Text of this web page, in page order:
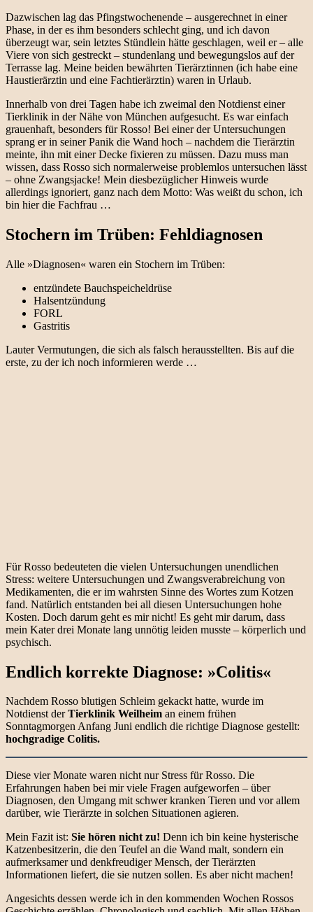
Dazwischen lag das Pfingstwochenende – ausgerechnet in einer
Phase, in der es ihm besonders schlecht ging, und ich davon
überzeugt war, sein letztes Stündlein hätte geschlagen, weil er – alle
Viere von sich gestreckt – stundenlang und bewegungslos auf der
Terrasse lag. Meine beiden bewährten Tierärztinnen (ich habe eine
Haustierärztin und eine Fachtierärztin) waren in Urlaub.
Innerhalb von drei Tagen habe ich zweimal den Notdienst einer
Tierklinik in der Nähe von München aufgesucht. Es war einfach
grauenhaft, besonders für Rosso! Bei einer der Untersuchungen
sprang er in seiner Panik die Wand hoch – nachdem die Tierärztin
meinte, ihn mit einer Decke fixieren zu müssen. Dazu muss man
wissen, dass Rosso sich normalerweise problemlos untersuchen lässt
– ohne Zwangsjacke! Mein diesbezüglicher Hinweis wurde
allerdings ignoriert, ganz nach dem Motto: Was weißt du schon, ich
bin hier die Fachfrau …
Stochern im Trüben: Fehldiagnosen
Alle »Diagnosen« waren ein Stochern im Trüben:
entzündete Bauchspeicheldrüse
Halsentzündung
FORL
Gastritis
Lauter Vermutungen, die sich als falsch herausstellten. Bis auf die
erste, zu der ich noch informieren werde …
Für Rosso bedeuteten die vielen Untersuchungen unendlichen
Stress: weitere Untersuchungen und Zwangsverabreichung von
Medikamenten, die er im wahrsten Sinne des Wortes zum Kotzen
fand. Natürlich entstanden bei all diesen Untersuchungen hohe
Kosten. Doch darum geht es mir nicht! Es geht mir darum, dass
mein Kater drei Monate lang unnötig leiden musste – körperlich und
psychisch.
Endlich korrekte Diagnose: »Colitis«
Nachdem Rosso blutigen Schleim gekackt hatte, wurde im
Notdienst derTierklinik Weilheim an einem frühen
Sonntagmorgen Anfang Juni endlich die richtige Diagnose gestellt:
hochgradige Colitis.
Diese vier Monate waren nicht nur Stress für Rosso. Die
Erfahrungen haben bei mir viele Fragen aufgeworfen – über
Diagnosen, den Umgang mit schwer kranken Tieren und vor allem
darüber, wie Tierärzte in solchen Situationen agieren.
Mein Fazit ist: Sie hören nicht zu! Denn ich bin keine hysterische
Katzenbesitzerin, die den Teufel an die Wand malt, sondern ein
aufmerksamer und denkfreudiger Mensch, der Tierärzten
Informationen liefert, die sie nutzen sollen. Es aber nicht machen!
Angesichts dessen werde ich in den kommenden Wochen Rossos